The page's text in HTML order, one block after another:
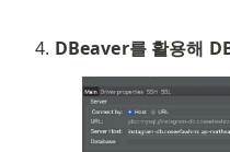
DBeaver를 활용해